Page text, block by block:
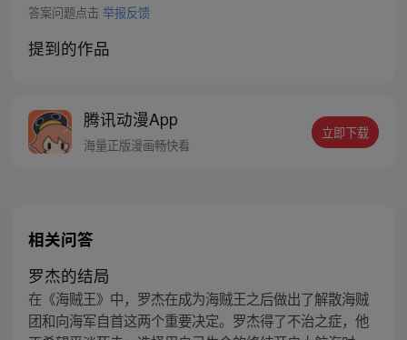
答案问题点击 举报反馈
提到的作品
腾讯动漫App
海量正版漫画畅快看
立即下载
相关问答
罗杰的结局
在《海贼王》中，罗杰在成为海贼王之后做出了解散海贼
团和向海军自首这两个重要决定。罗杰得了不治之症，他